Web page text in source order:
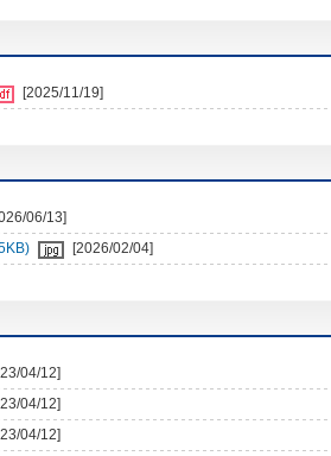
[2025/11/19]
06/13]
[2026/02/04]
04/12]
04/12]
04/12]